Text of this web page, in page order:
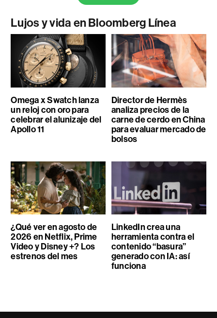
Lujos y vida en Bloomberg Línea
Omega x Swatch lanza
un reloj con oro para
celebrar el alunizaje del
Apollo 11
Director de Hermès
analiza precios de la
carne de cerdo en China
para evaluar mercado de
bolsos
¿Qué ver en agosto de
2026 en Netflix, Prime
Video y Disney +? Los
estrenos del mes
LinkedIn crea una
herramienta contra el
contenido “basura”
generado con IA: así
funciona